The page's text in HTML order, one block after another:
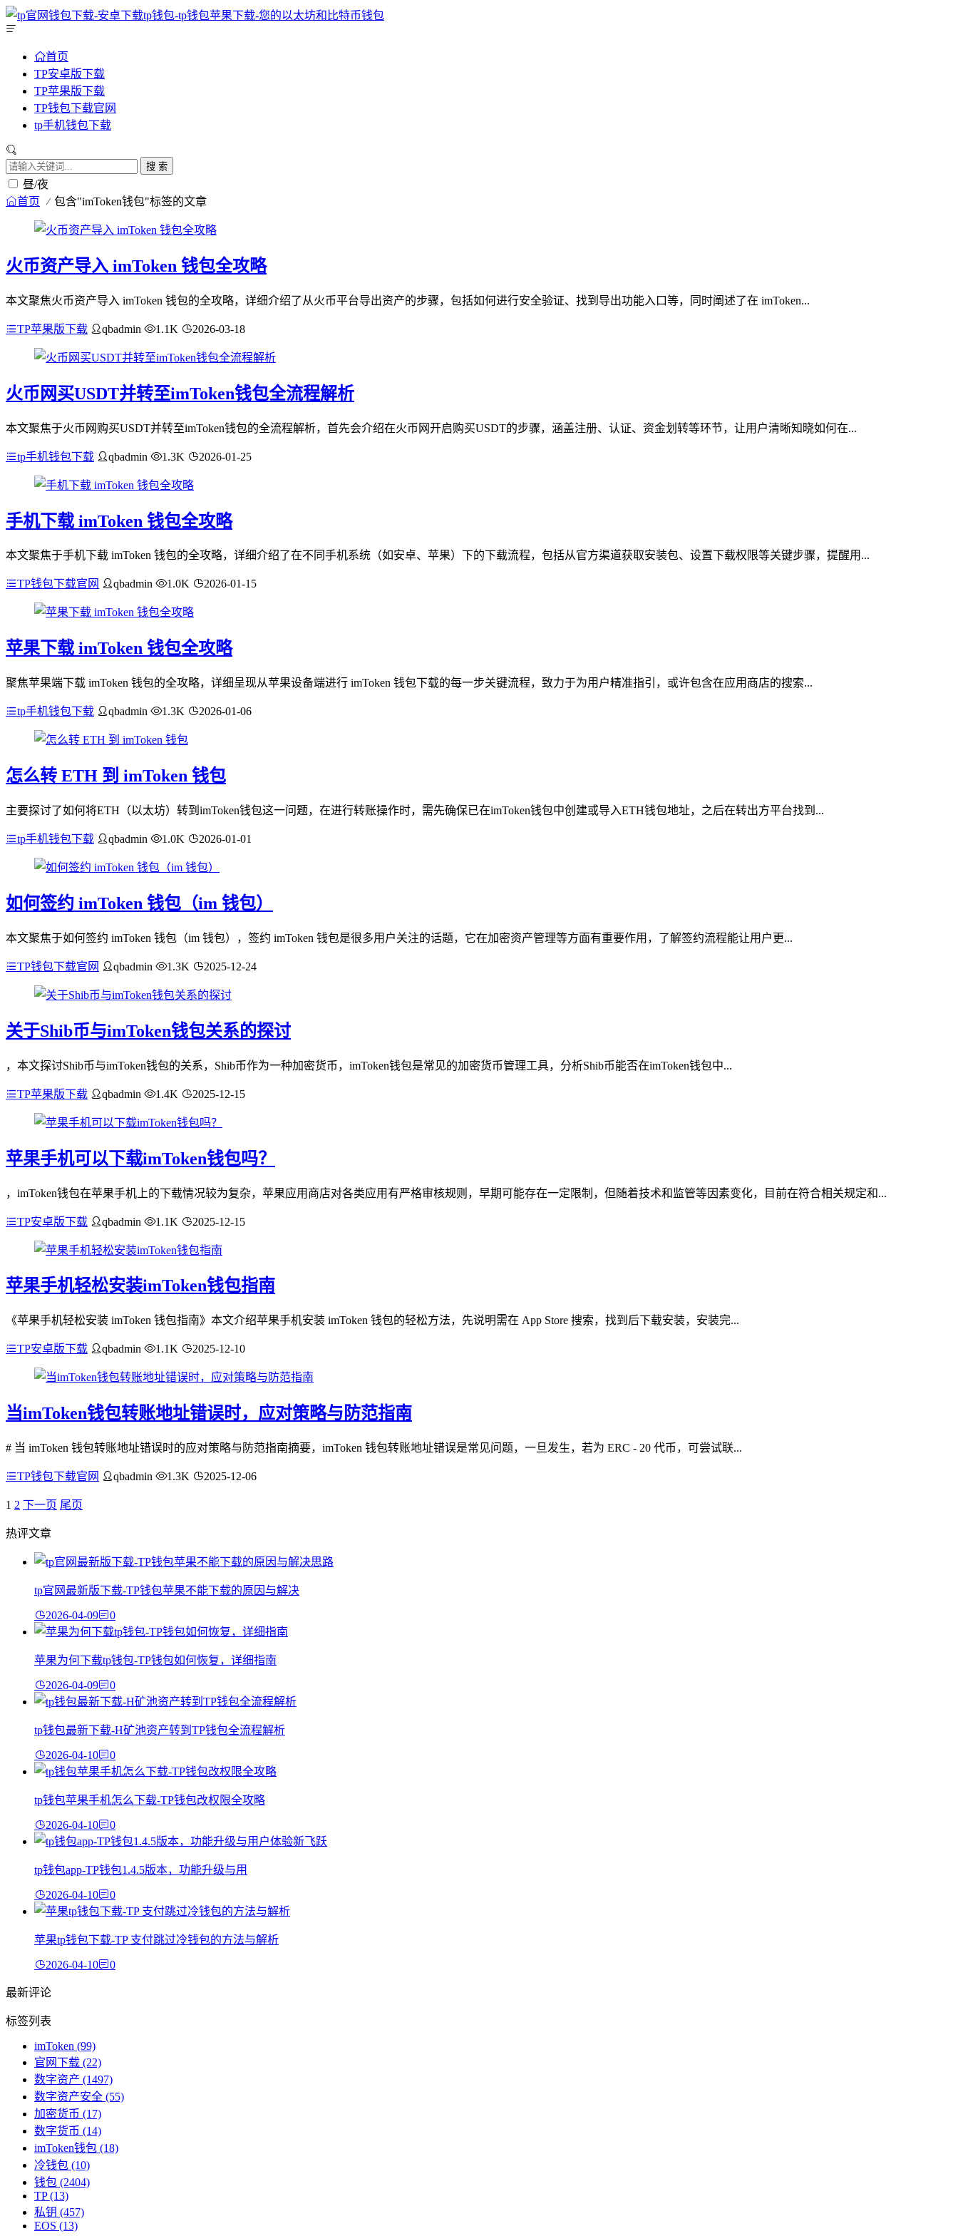
首页
TP安卓版下载
TP苹果版下载
TP钱包下载官网
tp手机钱包下载
搜 索
昼/夜
首页 包含"imToken钱包"标签的文章
火币资产导入 imToken 钱包全攻略
本文聚焦火币资产导入 imToken 钱包的全攻略，详细介绍了从火币平台导出资产的步骤，包括如何进行安全验证、找到导出功能入口等，同时阐述了在 imToken...
TP苹果版下载 qbadmin 1.1K 2026-03-18
火币网买USDT并转至imToken钱包全流程解析
本文聚焦于火币网购买USDT并转至imToken钱包的全流程解析，首先会介绍在火币网开启购买USDT的步骤，涵盖注册、认证、资金划转等环节，让用户清晰知晓如何在...
tp手机钱包下载 qbadmin 1.3K 2026-01-25
手机下载 imToken 钱包全攻略
本文聚焦于手机下载 imToken 钱包的全攻略，详细介绍了在不同手机系统（如安卓、苹果）下的下载流程，包括从官方渠道获取安装包、设置下载权限等关键步骤，提醒用...
TP钱包下载官网 qbadmin 1.0K 2026-01-15
苹果下载 imToken 钱包全攻略
聚焦苹果端下载 imToken 钱包的全攻略，详细呈现从苹果设备端进行 imToken 钱包下载的每一步关键流程，致力于为用户精准指引，或许包含在应用商店的搜索...
tp手机钱包下载 qbadmin 1.3K 2026-01-06
怎么转 ETH 到 imToken 钱包
主要探讨了如何将ETH（以太坊）转到imToken钱包这一问题，在进行转账操作时，需先确保已在imToken钱包中创建或导入ETH钱包地址，之后在转出方平台找到...
tp手机钱包下载 qbadmin 1.0K 2026-01-01
如何签约 imToken 钱包（im 钱包）
本文聚焦于如何签约 imToken 钱包（im 钱包），签约 imToken 钱包是很多用户关注的话题，它在加密资产管理等方面有重要作用，了解签约流程能让用户更...
TP钱包下载官网 qbadmin 1.3K 2025-12-24
关于Shib币与imToken钱包关系的探讨
，本文探讨Shib币与imToken钱包的关系，Shib币作为一种加密货币，imToken钱包是常见的加密货币管理工具，分析Shib币能否在imToken钱包中...
TP苹果版下载 qbadmin 1.4K 2025-12-15
苹果手机可以下载imToken钱包吗？
，imToken钱包在苹果手机上的下载情况较为复杂，苹果应用商店对各类应用有严格审核规则，早期可能存在一定限制，但随着技术和监管等因素变化，目前在符合相关规定和...
TP安卓版下载 qbadmin 1.1K 2025-12-15
苹果手机轻松安装imToken钱包指南
《苹果手机轻松安装 imToken 钱包指南》本文介绍苹果手机安装 imToken 钱包的轻松方法，先说明需在 App Store 搜索，找到后下载安装，安装完...
TP安卓版下载 qbadmin 1.1K 2025-12-10
当imToken钱包转账地址错误时，应对策略与防范指南
# 当 imToken 钱包转账地址错误时的应对策略与防范指南摘要，imToken 钱包转账地址错误是常见问题，一旦发生，若为 ERC - 20 代币，可尝试联...
TP钱包下载官网 qbadmin 1.3K 2025-12-06
1 2 下一页 尾页
热评文章
tp官网最新版下载-TP钱包苹果不能下载的原因与解决
2026-04-09 0
苹果为何下载tp钱包-TP钱包如何恢复，详细指南
2026-04-09 0
tp钱包最新下载-H矿池资产转到TP钱包全流程解析
2026-04-10 0
tp钱包苹果手机怎么下载-TP钱包改权限全攻略
2026-04-10 0
tp钱包app-TP钱包1.4.5版本，功能升级与用
2026-04-10 0
苹果tp钱包下载-TP 支付跳过冷钱包的方法与解析
2026-04-10 0
最新评论
标签列表
imToken (99)
官网下载 (22)
数字资产 (1497)
数字资产安全 (55)
加密货币 (17)
数字货币 (14)
imToken钱包 (18)
冷钱包 (10)
钱包 (2404)
TP(13)
私钥 (457)
EOS (13)